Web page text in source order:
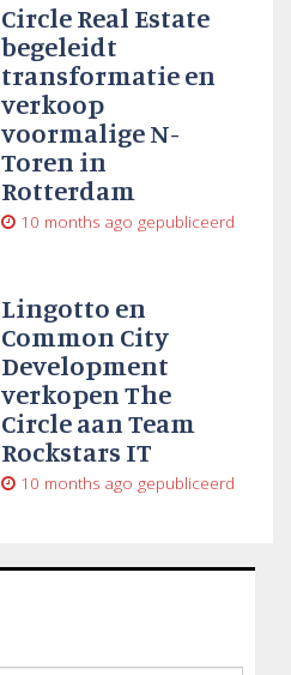
Circle Real Estate
begeleidt
transformatie en
verkoop
voormalige N-
Toren in
Rotterdam
10 months ago gepubliceerd
Lingotto en
Common City
Development
verkopen The
Circle aan Team
Rockstars IT
10 months ago gepubliceerd